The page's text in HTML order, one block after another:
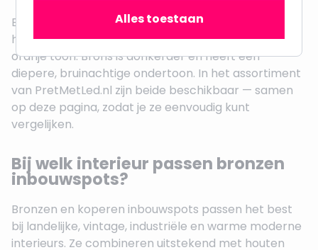
Brons en koper liggen dicht bij elkaar maar zijn niet
hetzelfde. Koper heeft een heldere, roodachtige-
oranje toon. Brons is donkerder en heeft een
diepere, bruinachtige ondertoon. In het assortiment
van PretMetLed.nl zijn beide beschikbaar — samen
op deze pagina, zodat je ze eenvoudig kunt
vergelijken.
Bij welk interieur passen bronzen
inbouwspots?
Bronzen en koperen inbouwspots passen het best
bij landelijke, vintage, industriële en warme moderne
interieurs. Ze combineren uitstekend met houten
Alles toestaan